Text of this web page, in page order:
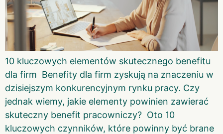
10 kluczowych elementów skutecznego benefitu
dla firm Benefity dla firm zyskują na znaczeniu w
dzisiejszym konkurencyjnym rynku pracy. Czy
jednak wiemy, jakie elementy powinien zawierać
skuteczny benefit pracowniczy? Oto 10
kluczowych czynników, które powinny być brane